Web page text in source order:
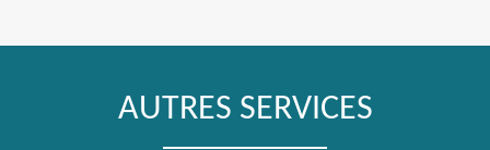
AUTRES SERVICES